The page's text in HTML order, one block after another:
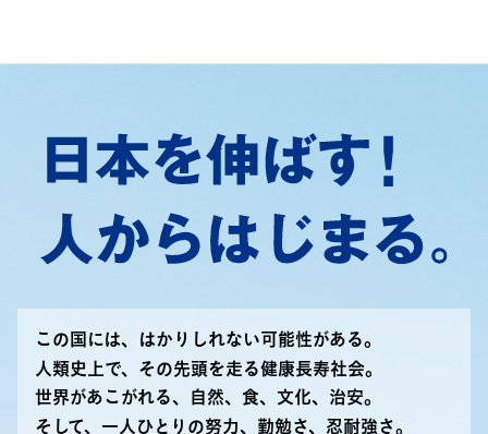
この国には、はかりしれない可能性がある。
人類史上で、その先頭を走る健康長寿社会。
世界があこがれる、自然、食、文化、治安。
そして、一人ひとりの努力、勤勉さ、忍耐強さ。